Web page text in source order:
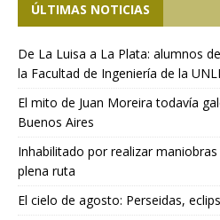
ÚLTIMAS NOTICIAS
De La Luisa a La Plata: alumnos
la Facultad de Ingeniería de la
El mito de Juan Moreira todavía
Buenos Aires
Inhabilitado por realizar
plena ruta
El cielo de agosto: Perseidas,